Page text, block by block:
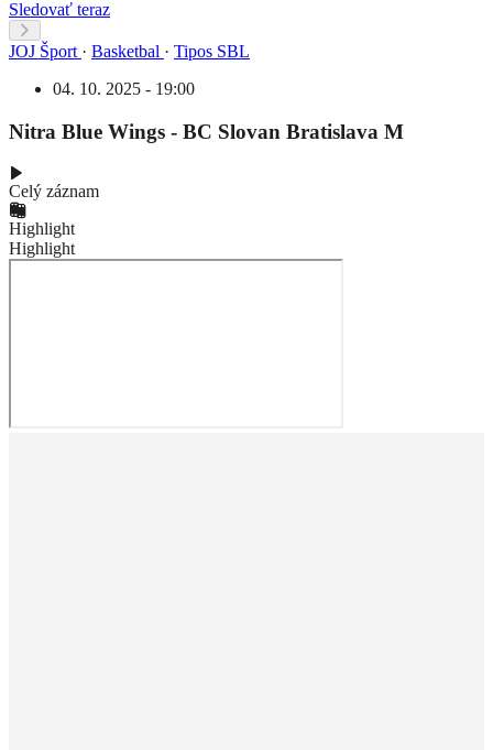
Sledovať teraz
JOJ Šport · Basketbal · Tipos SBL
04. 10. 2025 - 19:00
Nitra Blue Wings - BC Slovan Bratislava M
Celý záznam
Highlight
Highlight